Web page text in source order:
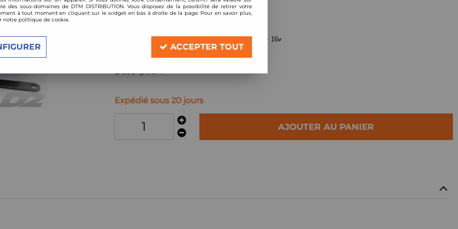
kit amortisseurs combinés filetés D2 Racing Street
Citroen Saxo tous modèles y compris VTR + VTS + 16v
année 1996-2003
Description
Expédié sous 20 jours
AJOUTER AU PANIER
des sous-domaines de DTM DISTRIBUTION. Vous disposez de la possibilité de retirer votre
à tout moment en cliquant sur le widget en bas à droite de la page. Pour en savoir plus,
notre politique de cookie.
ACCEPTER TOUT